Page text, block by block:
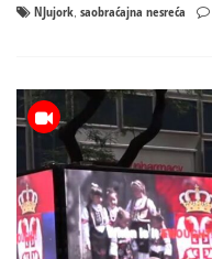
NJujork, saobraćajna nesreća